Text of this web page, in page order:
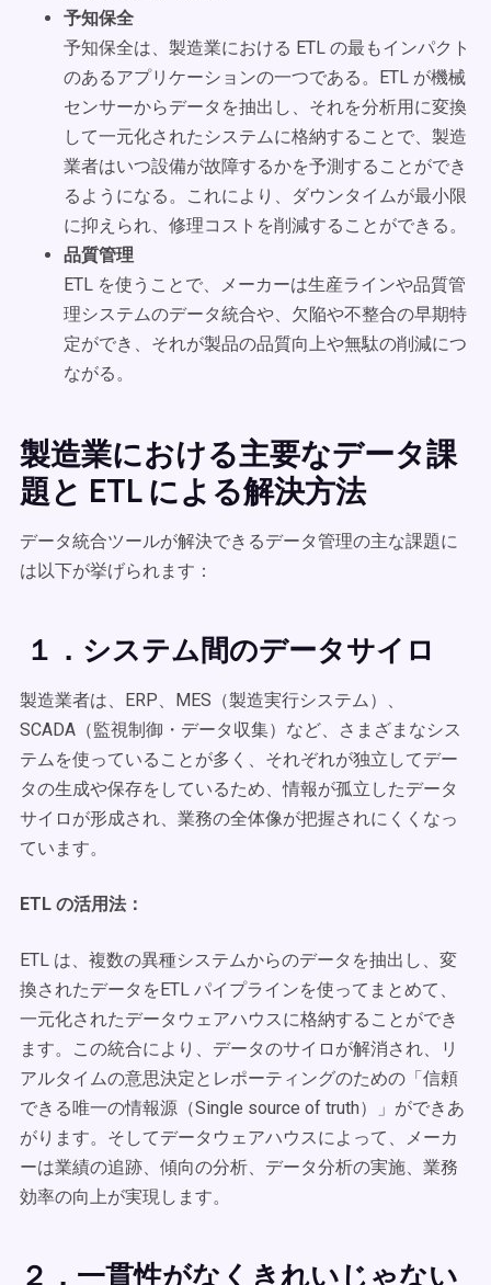
予知保全
予知保全は、製造業における ETL の最もインパクト
のあるアプリケーションの一つである。ETL が機械
センサーからデータを抽出し、それを分析用に変換
して一元化されたシステムに格納することで、製造
業者はいつ設備が故障するかを予測することができ
るようになる。これにより、ダウンタイムが最小限
に抑えられ、修理コストを削減することができる。
品質管理
ETL を使うことで、メーカーは生産ラインや品質管
理システムのデータ統合や、欠陥や不整合の早期特
定ができ、それが製品の品質向上や無駄の削減につ
ながる。
製造業における主要なデータ課
題と ETL による解決方法
データ統合ツールが解決できるデータ管理の主な課題に
は以下が挙げられます：
１．システム間のデータサイロ
製造業者は、ERP、MES（製造実行システム）、
SCADA（監視制御・データ収集）など、さまざまなシス
テムを使っていることが多く、それぞれが独立してデー
タの生成や保存をしているため、情報が孤立したデータ
サイロが形成され、業務の全体像が把握されにくくなっ
ています。
ETL の活用法：
ETL は、複数の異種システムからのデータを抽出し、変
換されたデータをETL パイプラインを使ってまとめて、
一元化されたデータウェアハウスに格納することができ
ます。この統合により、データのサイロが解消され、リ
アルタイムの意思決定とレポーティングのための「信頼
できる唯一の情報源（Single source of truth）」ができあ
がります。そしてデータウェアハウスによって、メーカ
ーは業績の追跡、傾向の分析、データ分析の実施、業務
効率の向上が実現します。
２．一貫性がなくきれいじゃない